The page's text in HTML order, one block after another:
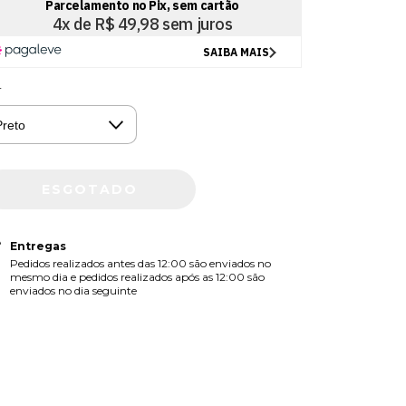
Entregas
Pedidos realizados antes das 12:00 são enviados no
mesmo dia e pedidos realizados após as 12:00 são
enviados no dia seguinte